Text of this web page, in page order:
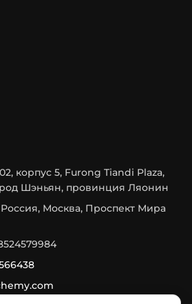
корпус 5, Furong Tiandi Plaza,
Шэньян, провинция Ляонин
Москва, Проспект Мира